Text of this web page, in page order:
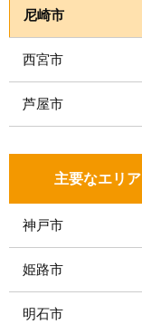
尼崎市
西宮市
芦屋市
主要なエリア
神戸市
姫路市
明石市